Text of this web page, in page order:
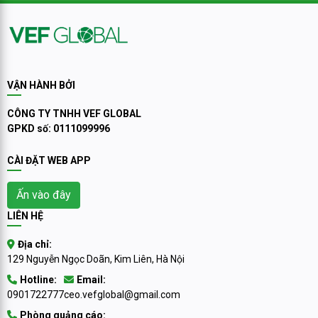
biến động, những bài học lịch sử
quan hệ quốc tế vẫn giữ nguyên
doanh nghiệp xuất nhập khẩu
Việt Nam trên đường đua toàn
cầu.
đó không chỉ là một khoản đầu
VẬN HÀNH BỞI
CÔNG TY TNHH VEF GLOBAL
GPKD số: 0111099996
CÀI ĐẶT WEB APP
Ấn vào đây
LIÊN HỆ
Địa chỉ:
129 Nguyễn Ngọc Doãn, Kim Liên, Hà Nội
Hotline:
0901722777
Email:
ceo.vefglobal@gmail.com
Phòng quảng cáo: